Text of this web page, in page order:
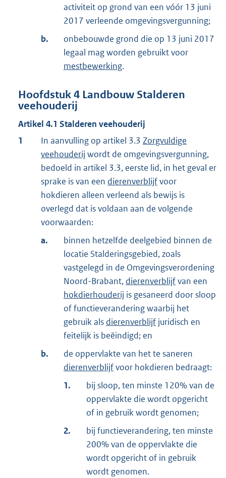
activiteit op grond van een vóór 13 juni
2017 verleende omgevingsvergunning;
b.
onbebouwde grond die op 13 juni 2017
legaal mag worden gebruikt voor
mestbewerking.
Hoofdstuk4 Landbouw Stalderen
veehouderij
Artikel 4.1 Stalderen veehouderij
1
In aanvulling op artikel 3.3 Zorgvuldige
veehouderij wordt de omgevingsvergunning,
bedoeld in artikel 3.3, eerste lid, in het geval er
sprake is van een dierenverblijfvoor
hokdieren alleen verleend als bewijs is
overlegd dat is voldaan aan de volgende
voorwaarden:
a.
binnen hetzelfde deelgebied binnen de
locatie Stalderingsgebied, zoals
vastgelegd in de Omgevingsverordening
Noord-Brabant, dierenverblijfvan een
hokdierhouderij is gesaneerd door sloop
of functieverandering waarbij het
gebruik als dierenverblijf juridisch en
feitelijk is beëindigd; en
b.
de oppervlakte van het te saneren
dierenverblijfvoor hokdieren bedraagt:
1.
bij sloop, ten minste 120% van de
oppervlakte die wordt opgericht
of in gebruik wordt genomen;
2.
bij functieverandering, ten minste
200% van de oppervlakte die
wordt opgericht of in gebruik
wordt genomen.